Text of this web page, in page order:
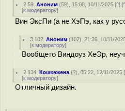
2.59 ,Аноним (59), 15:08, 10/11/2025 [^] [
[к модератору]
Вин ЭксПи (а не ХэПэ, как у
3.102 ,Аноним (102), 21:36, 10/11/
[к модератору]
Вообщето Виндоуз ХеЭр,
2.134 ,Кошкажена (?), 05:22, 12/11/2025 [
[к модератору]
Отличный дизайн.